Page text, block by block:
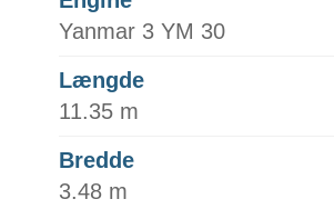
Yanmar 3 YM 30
Længde
11.35 m
Bredde
3.48 m